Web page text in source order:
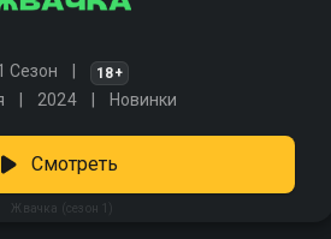
Сезон 18+
2024 Новинки
Жвачка (сезон 1)
Смотреть